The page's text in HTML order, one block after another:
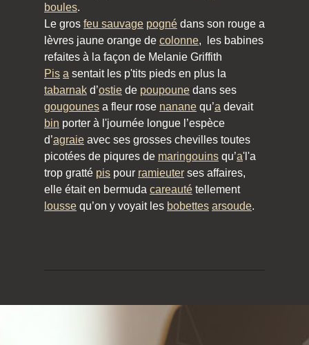
boules.
Le gros feu sauvage pogné dans son rouge a
lèvres jaune orange de colonne, les babines
refaites à la façon de Melanie Griffith
Pis a sentait les p'tits pieds en plus la
tabarnak d’ostie de poupoune dans ses
gougounes a fleur rose nanane qu’a devait
bin porter à l'journée longue l’espèce
d’agraie avec ses grosses chevilles toutes
picotées de piqures de maringouins qu’a'l'a
trop gratté pis pour ramieuter ses affaires,
elle était en bermuda careauté tellement
lousse qu’on y voyait les bobettes arsoude.